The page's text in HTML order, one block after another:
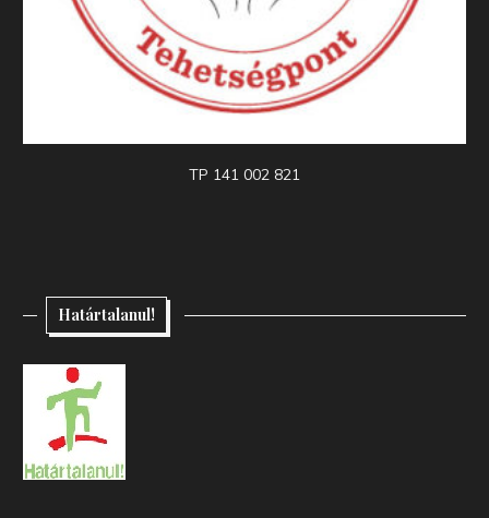
TP 141 002 821
Határtalanul!